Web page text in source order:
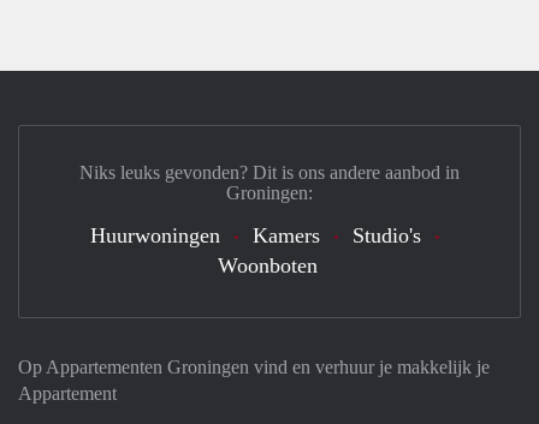
Op Appartementen Groningen vind en verhuur je makkelijk je
Appartement
Niks leuks gevonden? Dit is ons andere aanbod in
Groningen:
Huurwoningen Kamers
Studio's
Woonboten